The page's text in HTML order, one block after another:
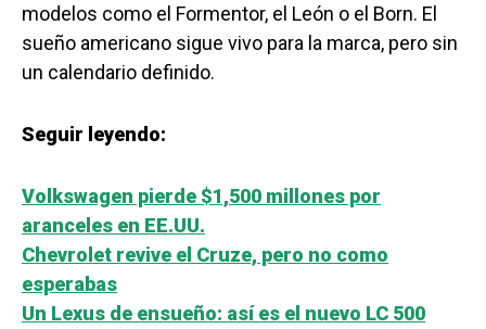
modelos como el Formentor, el León o el Born. El
sueño americano sigue vivo para la marca, pero sin
un calendario definido.
Seguir leyendo:
Volkswagen pierde $1,500 millones por
aranceles en EE.UU.
Chevrolet revive el Cruze, pero no como
esperabas
Un Lexus de ensueño: así es el nuevo LC 500